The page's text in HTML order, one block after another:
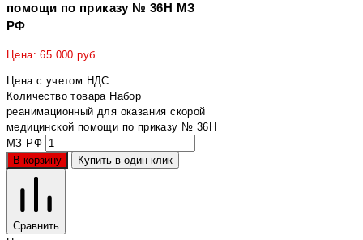
помощи по приказу № 36Н МЗ
РФ
Цена:65 000 руб.
Цена с учетом НДС
Количество товара Набор
реанимационный для оказания скорой
медицинской помощи по приказу № 36Н
МЗ РФ
В корзину
Купить в один клик
Сравнить